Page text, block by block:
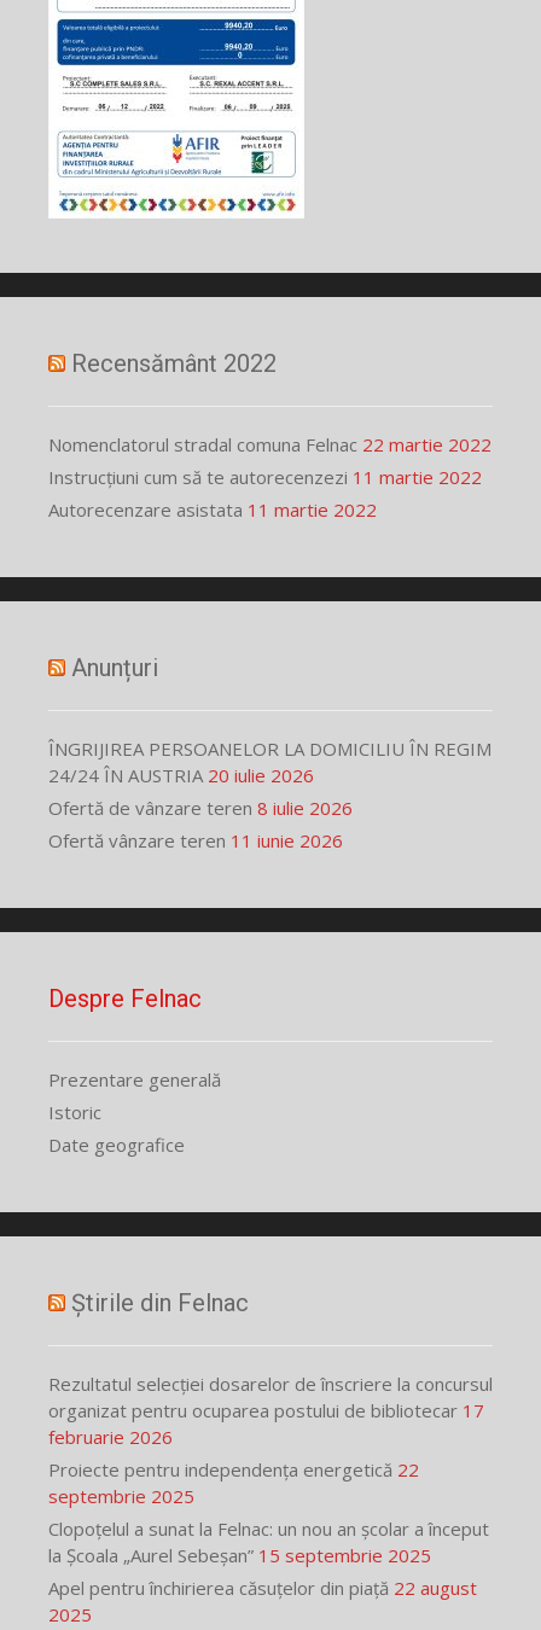
Recensământ 2022
Nomenclatorul stradal comuna Felnac 22 martie 2022
Instrucțiuni cum să te autorecenzezi 11 martie 2022
Autorecenzare asistata 11 martie 2022
Anunțuri
ÎNGRIJIREA PERSOANELOR LA DOMICILIU ÎN REGIM
24/24 ÎN AUSTRIA 20 iulie 2026
Ofertă de vânzare teren 8 iulie 2026
Ofertă vânzare teren 11 iunie 2026
Despre Felnac
Prezentare generală
Istoric
Date geografice
Știrile din Felnac
Rezultatul selecției dosarelor de înscriere la concursul
organizat pentru ocuparea postului de bibliotecar 17
februarie 2026
Proiecte pentru independența energetică 22
septembrie 2025
Clopoțelul a sunat la Felnac: un nou an școlar a început
la Școala „Aurel Sebeșan” 15 septembrie 2025
Apel pentru închirierea căsuțelor din piață 22 august
2025